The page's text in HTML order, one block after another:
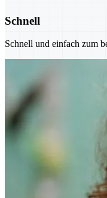
Schnell
Schnell und einfach zum